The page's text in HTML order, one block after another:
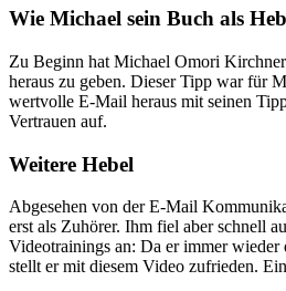
Wie Michael sein Buch als
Zu Beginn hat Michael Omori
heraus zu geben. Dieser Tipp war für
wertvolle E-Mail heraus mit seinen
Vertrauen auf.
Weitere Hebel
Abgesehen von der E-Mail
erst als Zuhörer. Ihm fiel aber schnell
Videotrainings an: Da er immer wieder
stellt er mit diesem Video zufrieden.